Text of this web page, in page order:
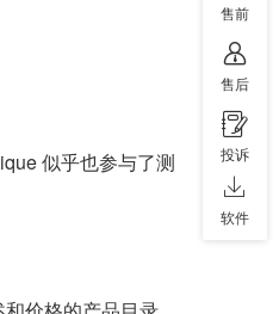
似乎也参与了测
售前
售后
投诉
软件